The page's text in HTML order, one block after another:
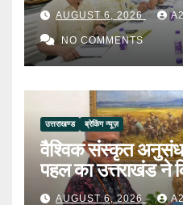
AUGUST 6, 2026
NO COMMENTS
उत्तराखण्ड ब्रेकिंग न्यूज़
वैश्विक संस्कृत
पहल का उत्तराखंड ने
AUGUST 6, 2026